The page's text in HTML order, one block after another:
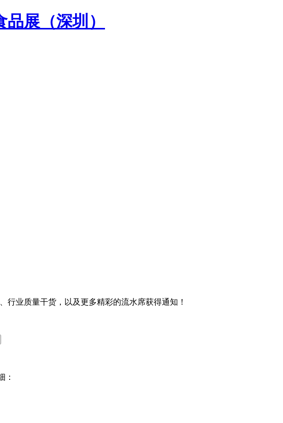
行业质量干货，以及更多精彩的流水席获得通知！
：